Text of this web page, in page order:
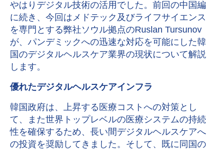
やはりデジタル技術の活用でした。前回の中国編
に続き、今回はメドテック及びライフサイエンス
を専門とする弊社ソウル拠点のRuslan Tursunov
が、パンデミックへの迅速な対応を可能にした韓
国のデジタルヘルスケア業界の現状について解説
します。
優れたデジタルヘルスケアインフラ
韓国政府は、上昇する医療コストへの対策とし
て、また世界トップレベルの医療システムの持続
性を確保するため、長い間デジタルヘルスケアへ
の投資を奨励してきました。そして、既に同国の